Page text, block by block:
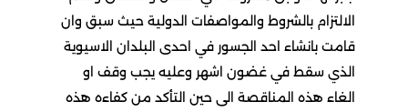
الالتزام بالشروط والمواصفات الدولية حيث سبق وان
قامت بانشاء احد الجسور في احدى البلدان الاسيوية
الذي سقط في غضون اشهر وعليه يجب وقف او
الغاء هذه المناقصة الى حين التأكد من كفاءه هذه